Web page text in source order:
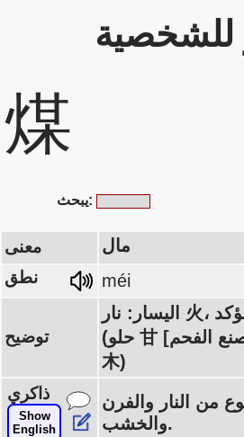
煤
يبحث:
معنى مال
نطق méi
توضيح
اليسار: نار 火، اليمين: بعض، مؤكد 某
(حلو 甘 [هنا: فرن لصنع الفحم]، شجرة
木)
ذاكري
Show
English
من النار والفرن
والخشب.